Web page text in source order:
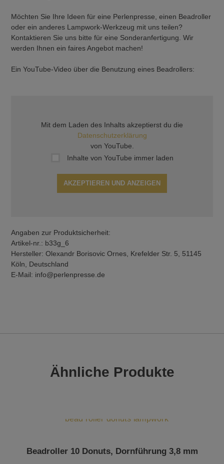
Möchten Sie Ihre Ideen für eine Perlenpresse, einen Beadroller
oder ein anderes Lampwork-Werkzeug mit uns teilen?
Kontaktieren Sie uns bitte für eine Sonderanfertigung. Wir
werden Ihnen ein faires Angebot machen!
Ein YouTube-Video über die Benutzung eines Beadrollers:
Mit dem Laden des Inhalts akzeptierst du die
Datenschutzerklärung
von YouTube.
Inhalte von YouTube immer laden
AKZEPTIEREN UND ANZEIGEN
Angaben zur Produktsicherheit:
Artikel-nr.: b33g_6
Hersteller: Olexandr Borisovic Ornes, Krefelder Str. 5, 51145
Köln, Deutschland
E-Mail: info@perlenpresse.de
Ähnliche Produkte
Beadroller 10 Donuts, Dornführung 3,8 mm